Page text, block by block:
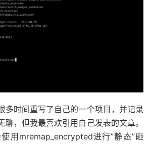
多时间重写了自己的一个项目，并记录
聊，但我最喜欢引用自己发表的文章。
用mremap_encrypted进行”静态”砸